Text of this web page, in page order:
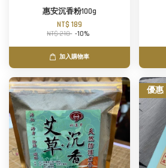
惠安沉香粉100g
NT$ 189
NT$ 210 -10%
加入購物車
優惠